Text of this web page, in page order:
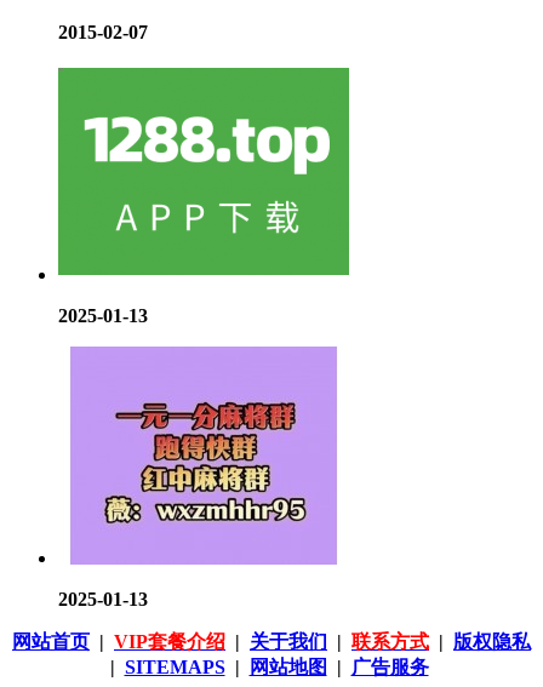
2015-02-07
2025-01-13
2025-01-13
网站首页 | VIP套餐介绍 | 关于我们 | 联系方式 | 版权隐私
| SITEMAPS| 网站地图 | 广告服务